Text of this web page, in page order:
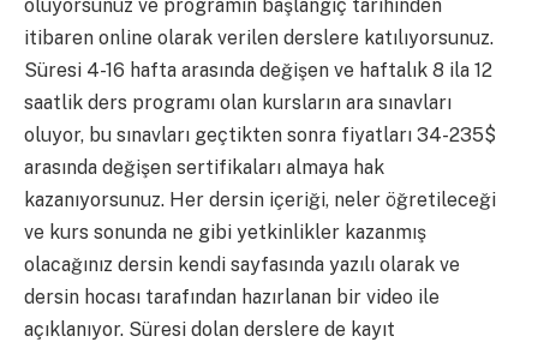
oluyorsunuz ve programın başlangıç tarihinden
itibaren online olarak verilen derslere katılıyorsunuz.
Süresi 4-16 hafta arasında değişen ve haftalık 8 ila 12
saatlik ders programı olan kursların ara sınavları
oluyor, bu sınavları geçtikten sonra fiyatları 34-235$
arasında değişen sertifikaları almaya hak
kazanıyorsunuz. Her dersin içeriği, neler öğretileceği
ve kurs sonunda ne gibi yetkinlikler kazanmış
olacağınız dersin kendi sayfasında yazılı olarak ve
dersin hocası tarafından hazırlanan bir video ile
açıklanıyor. Süresi dolan derslere de kayıt